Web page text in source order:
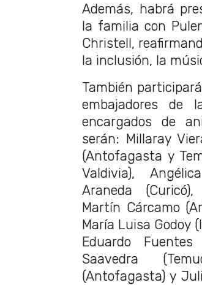
Además, habrá
la familia con
Christell,
la inclusión, la
También
embajadores de
encargados de
serán: Millaray
(Antofagasta y
Valdivia),
Araneda
Martín Cárcamo
María Luisa Godoy
Eduardo
Saavedra
(Antofagasta) y